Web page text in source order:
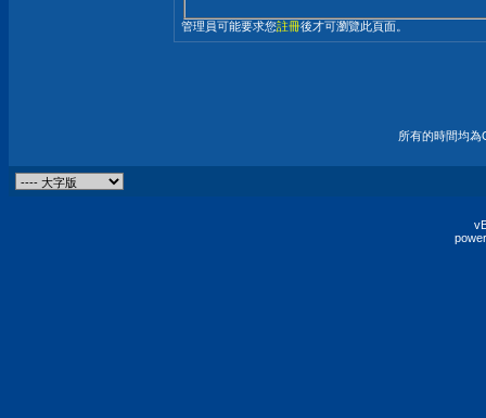
管理員可能要求您註冊後才可瀏覽此頁面。
所有的時間均為